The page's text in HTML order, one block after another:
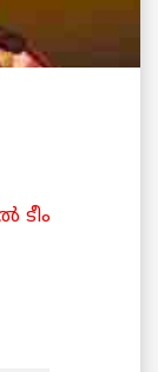
ടീം